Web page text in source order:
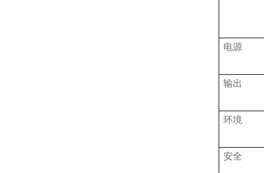
电源
输出
环境
安全